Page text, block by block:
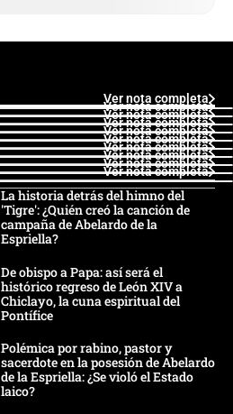
Ver nota completa
Ver nota completa
Ver nota completa
Ver nota completa
Ver nota completa
Ver nota completa
Ver nota completa
Ver nota completa
Ver nota completa
Ver nota completa
La historia detrás del himno del
'Tigre': ¿Quién creó la canción de
campaña de Abelardo de la
Espriella?
De obispo a Papa: así será el
histórico regreso de León XIV a
Chiclayo, la cuna espiritual del
Pontífice
Polémica por rabino, pastor y
sacerdote en la posesión de Abelardo
de la Espriella: ¿Se violó el Estado
laico?